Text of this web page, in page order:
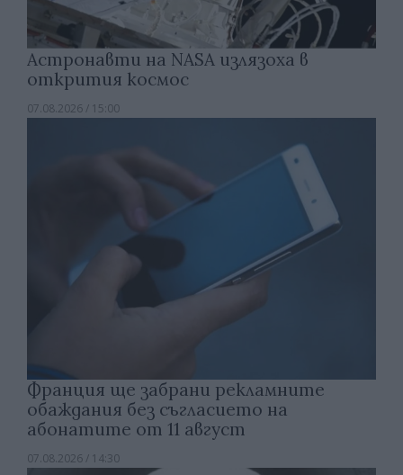
Астронавти на NASA излязоха в
открития космос
07.08.2026 / 15:00
Франция ще забрани рекламните
обаждания без съгласието на
абонатите от 11 август
07.08.2026 / 14:30